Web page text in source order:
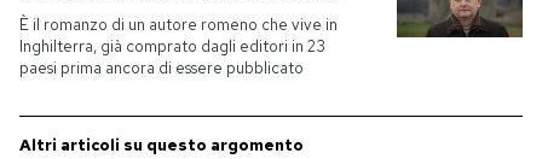
Tecnologia
Internet
Storie/Idee
Ok Boomer!
È il romanzo di un autore romeno che vive in
Inghilterra, già comprato dagli editori in 23
paesi prima ancora di essere pubblicato
Altri articoli su questo argomento